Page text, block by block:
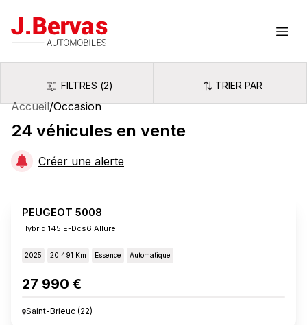
J.Bervas
FiltresFILTRES (2) Trier par
TRIER PAR
Accueil/Occasion
24 véhicules en vente
Créer une alerte
PEUGEOT 5008
Hybrid 145 E-Dcs6 Allure
2025 20 491 Km Essence Automatique
27 990 €
Saint-Brieuc (22)